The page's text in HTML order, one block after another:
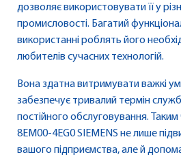
дозволяє використовувати її у
промисловості. Багатий
використанні роблять його
любителів сучасних технологій.
Вона здатна витримувати важкі
забезпечує тривалий термін
постійного обслуговування.
8EM00-4EG0 SIEMENS не лише
вашого підприємства, але й